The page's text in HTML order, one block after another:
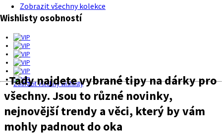
Zobrazit všechny kolekce
Wishlisty osobností
Zobrazit všechny wishlisty
Tady najdete vybrané tipy na dárky pro
všechny. Jsou to různé novinky,
nejnovější trendy a věci, který by vám
mohly padnout do oka